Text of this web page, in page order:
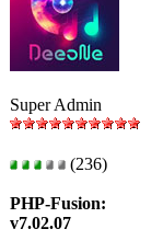
Super Admin
(236)
PHP-Fusion:
v7.02.07